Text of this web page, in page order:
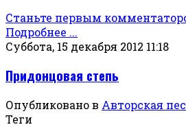
Станьте первым
Подробнее ...
Суббота, 15 декабря 2012 11:18
Придонцовая степь
Опубликовано в Авторская
Теги